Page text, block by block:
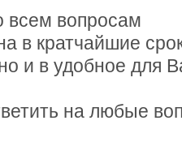
всем вопросам
в кратчайшие
и в удобное для
на любые